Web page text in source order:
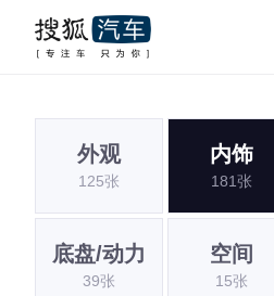
外观
125张
内饰
181张
底盘/动力
39张
空间
15张